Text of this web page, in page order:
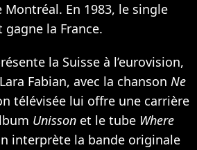
Montréal. En 1983, le single
gagne la France.
la Suisse à l’eurovision,
Lara Fabian, avec la chanson Ne
télévisée lui offre une carrière
Unisson et le tube Where
interprète la bande originale